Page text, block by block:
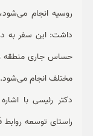
روسیه انجام
داشت: این سفر به
حساس جاری منطقه
مختلف انجام می‌شود.
دکتر رئیسی با
راستای توسعه